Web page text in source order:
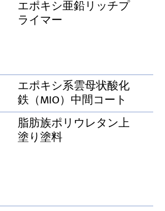
エポキシ亜鉛リッチプ
ライマー
エポキシ系雲母状酸化
鉄（MIO）中間コート
脂肪族ポリウレタン上
塗り塗料